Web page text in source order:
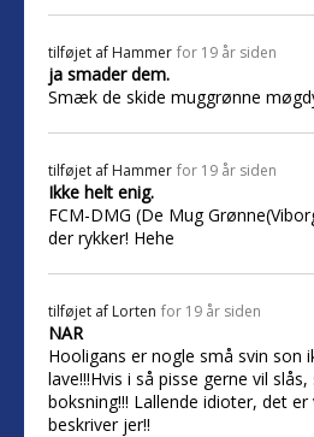
tilføjet af Hammer for 19 år siden
ja smader dem.
Smæk de skide muggrønne
tilføjet af Hammer for 19 år siden
Ikke helt enig.
FCM-DMG (De Mug
der rykker! Hehe
tilføjet af Lorten for 19 år siden
NAR
Hooligans er nogle små svin son
lave!!!Hvis i så pisse gerne vil
boksning!!! Lallende idioter, det
beskriver jer!!